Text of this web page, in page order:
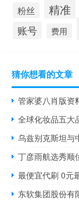
粉丝 精准
账号
费用
猜你想看的文章
管家婆八肖版资
全球化妆品五大
乌兹别克斯坦与
丁彦雨航选秀顺
最便宜代刷 0元